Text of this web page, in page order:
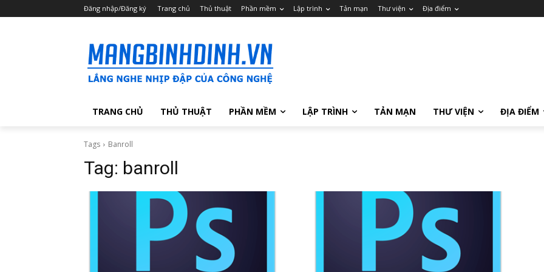
Đăng nhập/Đăng ký Trang chủ Thủ thuật Phần mềm Lập trình Tản mạn Thư viện Địa điểm
TRANG CHỦ THỦ THUẬT PHẦN MỀM LẬP TRÌNH TẢN MẠN THƯ VIỆN ĐỊA ĐIỂM
Tags Banroll
Tag: banroll